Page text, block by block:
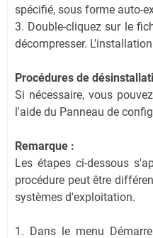
spécifié, sous forme auto-
3. Double-cliquez sur le
décompresser.
Procédures de
Si nécessaire, vous
l'aide du Panneau de
Remarque :
Les étapes ci-dessous
procédure peut être
systèmes d'exploitation.
1. Dans le menu